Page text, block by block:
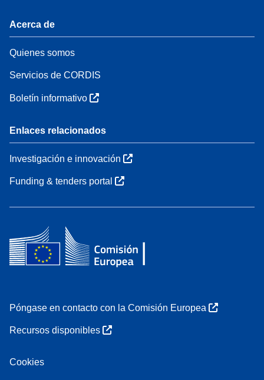
Acerca de
Quienes somos
Servicios de CORDIS
Boletín informativo
Enlaces relacionados
Investigación e innovación
Funding & tenders portal
Póngase en contacto con la Comisión Europea
Recursos disponibles
Cookies